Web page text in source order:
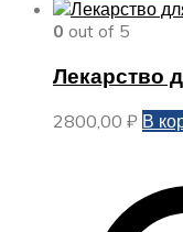
0 out of 5
Лекарство
2800,00 ₽ В